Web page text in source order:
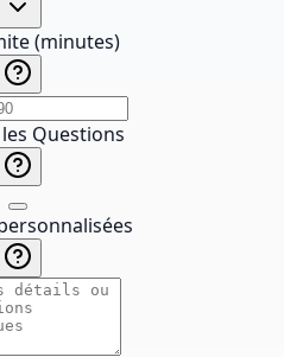
(minutes)
Questions